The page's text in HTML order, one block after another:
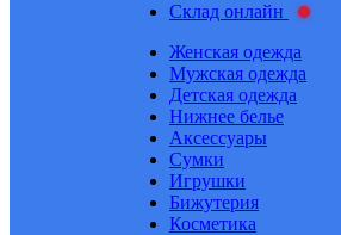
Склад онлайн
Женская одежда
Мужская одежда
Детская одежда
Нижнее белье
Аксессуары
Сумки
Игрушки
Бижутерия
Косметика